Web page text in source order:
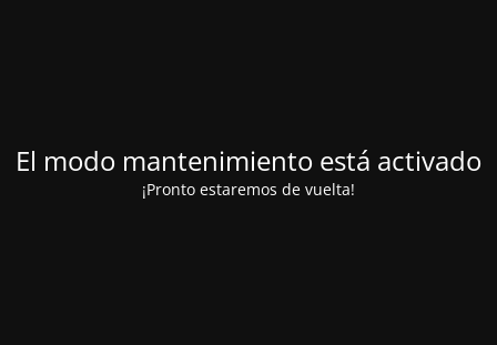
El modo mantenimiento está activado
¡Pronto estaremos de vuelta!